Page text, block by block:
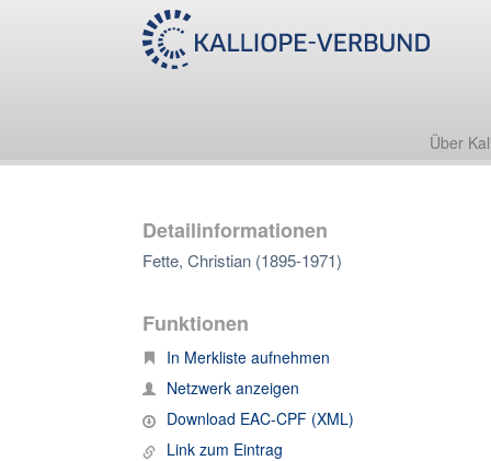
Über
Detailinformationen
Fette, Christian (1895-1971)
Funktionen
In Merkliste aufnehmen
Netzwerk anzeigen
Download EAC-CPF (XML)
Link zum Eintrag